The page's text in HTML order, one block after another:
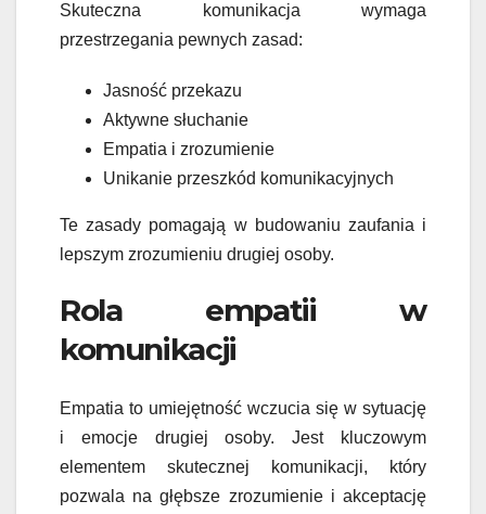
Skuteczna komunikacja wymaga
przestrzegania pewnych zasad:
Jasność przekazu
Aktywne słuchanie
Empatia i zrozumienie
Unikanie przeszkód komunikacyjnych
Te zasady pomagają w budowaniu zaufania i
lepszym zrozumieniu drugiej osoby.
Rola empatii w
komunikacji
Empatia to umiejętność wczucia się w sytuację
i emocje drugiej osoby. Jest kluczowym
elementem skutecznej komunikacji, który
pozwala na głębsze zrozumienie i akceptację